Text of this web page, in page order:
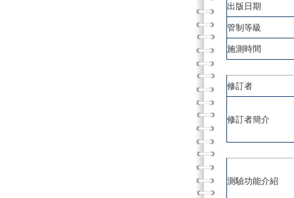
出版日期
管制等級
施測時間
修訂者
修訂者簡介
測驗功能介紹